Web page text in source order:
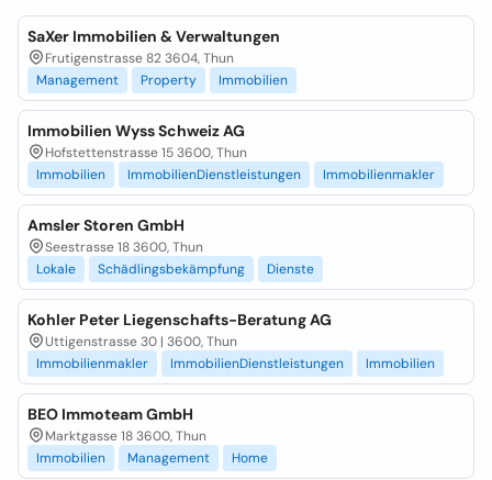
SaXer Immobilien & Verwaltungen
Frutigenstrasse 82 3604, Thun
Management
Property Immobilien
Immobilien Wyss Schweiz AG
Hofstettenstrasse 15 3600, Thun
Immobilien
ImmobilienDienstleistungen Immobilienmakler
Amsler Storen GmbH
Seestrasse 18 3600, Thun
Lokale
Schädlingsbekämpfung Dienste
Kohler Peter Liegenschafts-Beratung AG
Uttigenstrasse 30 | 3600, Thun
Immobilienmakler
ImmobilienDienstleistungen Immobilien
BEO Immoteam GmbH
Marktgasse 18 3600, Thun
Immobilien
Management Home